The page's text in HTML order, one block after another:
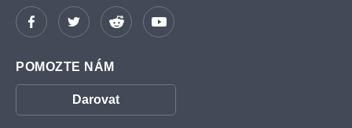
POMOZTE NÁM
Darovat